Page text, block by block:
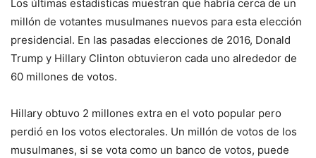
Los últimas estadisticas muestran que habría cerca de un
millón de votantes musulmanes nuevos para esta elección
presidencial. En las pasadas elecciones de 2016, Donald
Trump y Hillary Clinton obtuvieron cada uno alrededor de
60 millones de votos.
Hillary obtuvo 2 millones extra en el voto popular pero
perdió en los votos electorales. Un millón de votos de los
musulmanes, si se vota como un banco de votos, puede